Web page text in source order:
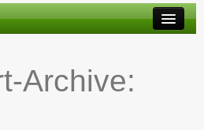
Archive: